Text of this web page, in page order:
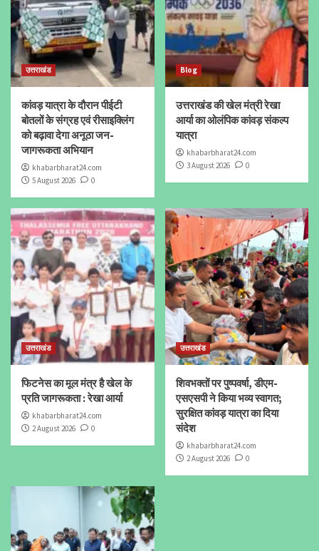
उत्तराखंड
कांवड़ यात्रा के दौरान पीईटी
बोतलों के संग्रह एवं रीसाइक्लिंग
को बढ़ावा देगा अनूठा जन-
जागरूकता अभियान
khabarbharat24.com
5 August 2026
0
Blog
उत्तराखंड की खेल मंत्री रेखा
आर्या का ओलंपिक कांवड़ संकल्प
यात्रा
khabarbharat24.com
3 August 2026
0
उत्तराखंड
फिटनेस का मूल मंत्र है खेल के
प्रति जागरूकता : रेखा आर्या
khabarbharat24.com
2 August 2026
0
उत्तराखंड
शिवभक्तों पर पुष्पवर्षा, डीएम-
एसएसपी ने किया भव्य स्वागत;
सुरक्षित कांवड़ यात्रा का दिया
संदेश
khabarbharat24.com
2 August 2026
0